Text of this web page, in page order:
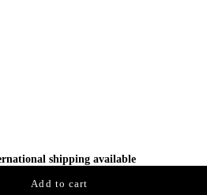
shipping available
Add to cart